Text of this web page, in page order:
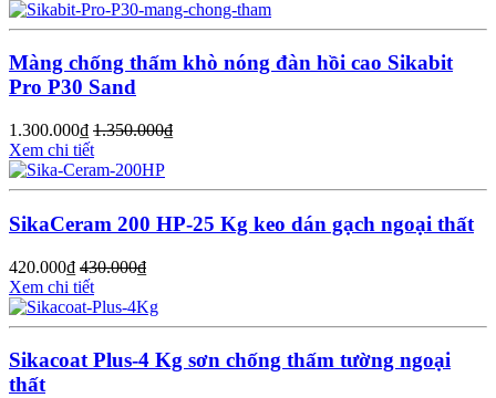
Màng chống thấm khò nóng đàn hồi cao Sikabit
Pro P30 Sand
1.300.000₫ 1.350.000₫
Xem chi tiết
SikaCeram 200 HP-25 Kg keo dán gạch ngoại thất
420.000₫ 430.000₫
Xem chi tiết
Sikacoat Plus-4 Kg sơn chống thấm tường ngoại
thất